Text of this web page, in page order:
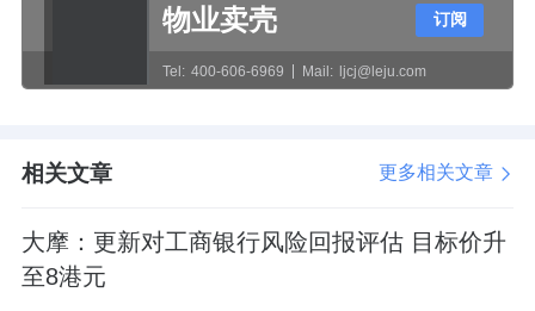
物业卖壳
Tel: 400-606-6969 Mail: ljcj@leju.com
订阅
相关文章 更多相关文章
大摩：更新对工商银行风险回报评估 目标价升
至8港元